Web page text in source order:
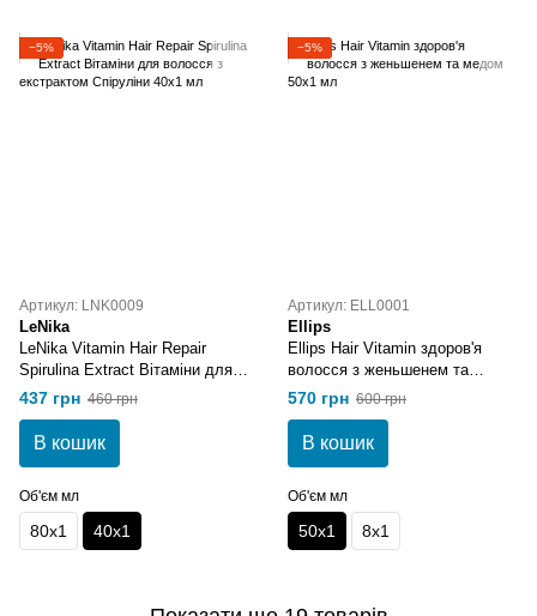
−5%
Артикул: LNK0009
LeNika
LeNika Vitamin Hair Repair
Spirulina Extract Вітаміни для
волосся з екстрактом
Спіруліни 40х1 мл
437 грн 460 грн
В кошик
Об'єм мл
80х1 40х1
−5%
Артикул: ELL0001
Ellips
Ellips Hair Vitamin здоров'я
волосся з женьшенем та
медом 50х1 мл
570 грн 600 грн
В кошик
Об'єм мл
50х1 8х1